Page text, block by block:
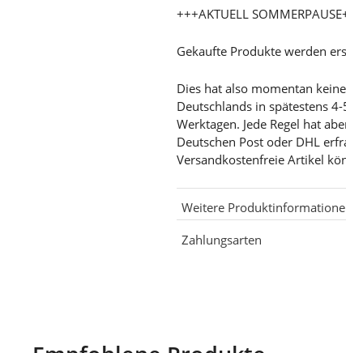
+++AKTUELL
Gekaufte Produkte werden
Dies hat also momentan
Deutschlands in spätestens
Werktagen. Jede Regel hat
Deutschen Post oder DHL
Versandkostenfreie Artikel
Weitere
Zahlungsarten